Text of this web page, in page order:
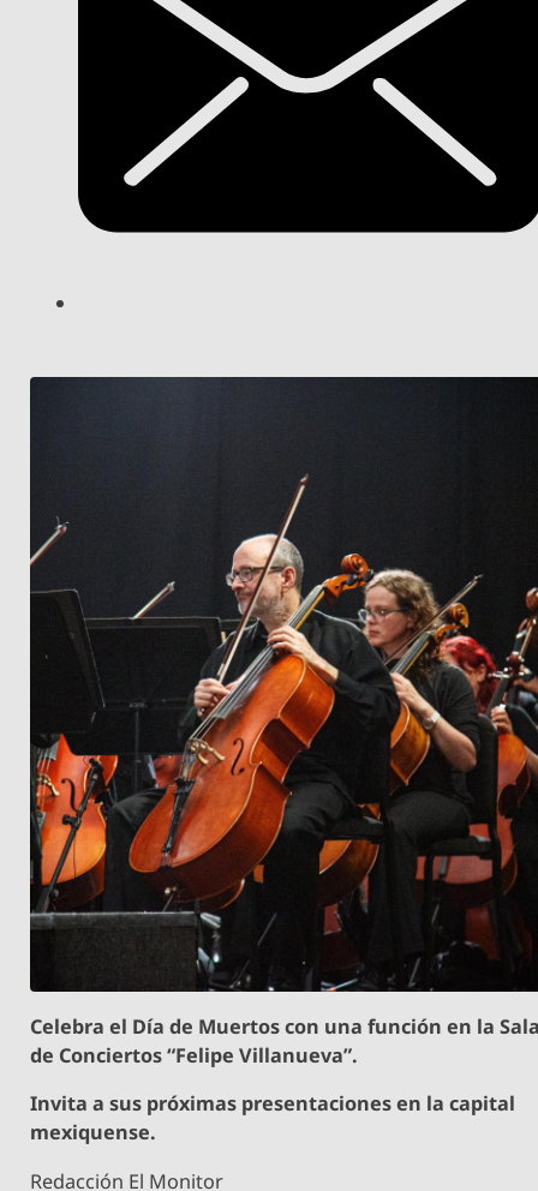
Celebra el Día de Muertos con una función en la
de Conciertos “Felipe Villanueva”.
Invita a sus próximas presentaciones en la capital
mexiquense.
Redacción El Monitor